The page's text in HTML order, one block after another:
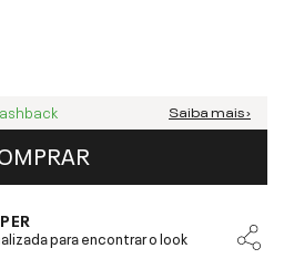
Saiba mais ›
para encontrar o look